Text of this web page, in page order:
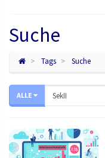
Suche
Tags Suche
ALLE